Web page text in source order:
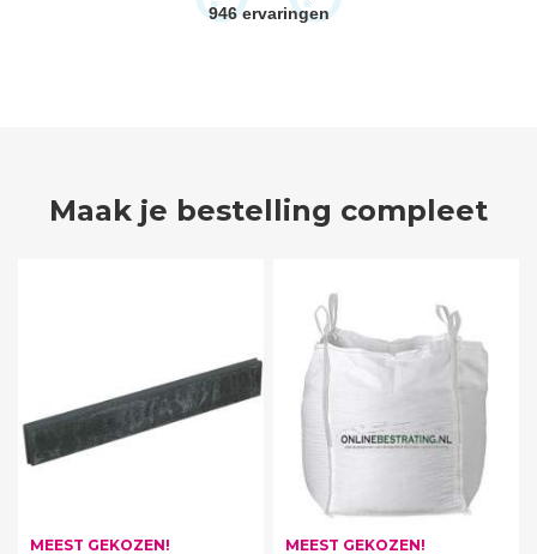
946 ervaringen
Maak je bestelling compleet
MEEST GEKOZEN! MEEST GEKOZEN!